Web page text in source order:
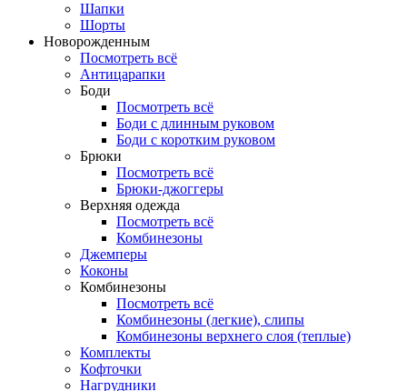
Шапки
Шорты
Новорожденным
Посмотреть всё
Антицарапки
Боди
Посмотреть всё
Боди с длинным руковом
Боди с коротким руковом
Брюки
Посмотреть всё
Брюки-джоггеры
Верхняя одежда
Посмотреть всё
Комбинезоны
Джемперы
Коконы
Комбинезоны
Посмотреть всё
Комбинезоны (легкие), слипы
Комбинезоны верхнего слоя (теплые)
Комплекты
Кофточки
Нагрудники